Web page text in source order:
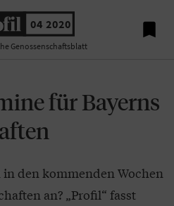
04 2020
Genossenschaftsblatt

für Bayerns
den kommenden Wochen
an? „Profil“ fasst